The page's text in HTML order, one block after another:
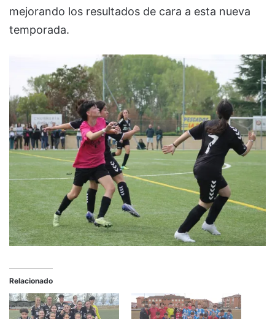
mejorando los resultados de cara a esta nueva
temporada.
Relacionado